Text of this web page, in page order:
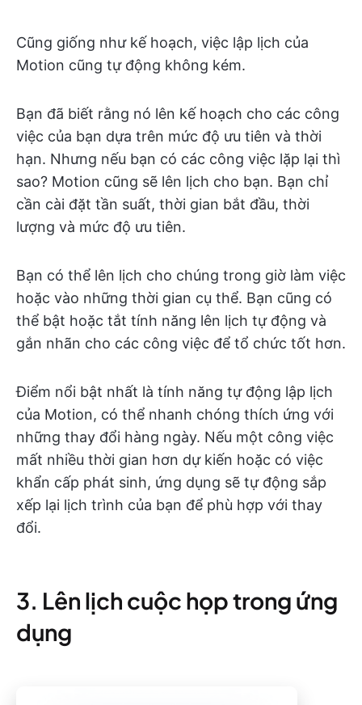
Cũng giống như kế hoạch, việc lập lịch của
Motion cũng tự động không kém.
Bạn đã biết rằng nó lên kế hoạch cho các công
việc của bạn dựa trên mức độ ưu tiên và thời
hạn. Nhưng nếu bạn có các công việc lặp lại thì
sao? Motion cũng sẽ lên lịch cho bạn. Bạn chỉ
cần cài đặt tần suất, thời gian bắt đầu, thời
lượng và mức độ ưu tiên.
Bạn có thể lên lịch cho chúng trong giờ làm việc
hoặc vào những thời gian cụ thể. Bạn cũng có
thể bật hoặc tắt tính năng lên lịch tự động và
gắn nhãn cho các công việc để tổ chức tốt hơn.
Điểm nổi bật nhất là tính năng tự động lập lịch
của Motion, có thể nhanh chóng thích ứng với
những thay đổi hàng ngày. Nếu một công việc
mất nhiều thời gian hơn dự kiến hoặc có việc
khẩn cấp phát sinh, ứng dụng sẽ tự động sắp
xếp lại lịch trình của bạn để phù hợp với thay
đổi.
3. Lên lịch cuộc họp trong ứng
dụng